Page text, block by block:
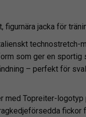
figurnära jacka för
technostretch-
som ger en
– perfekt för
med Topreiter-
fickor